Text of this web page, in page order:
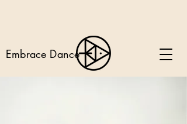
Embrace Dance